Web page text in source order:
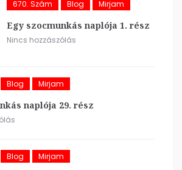
670. Szám Blog Mirjam
Egy szocmunkás naplója 1. rész
Nincs hozzászólás
Blog Mirjam
naplója 29. rész
Blog Mirjam